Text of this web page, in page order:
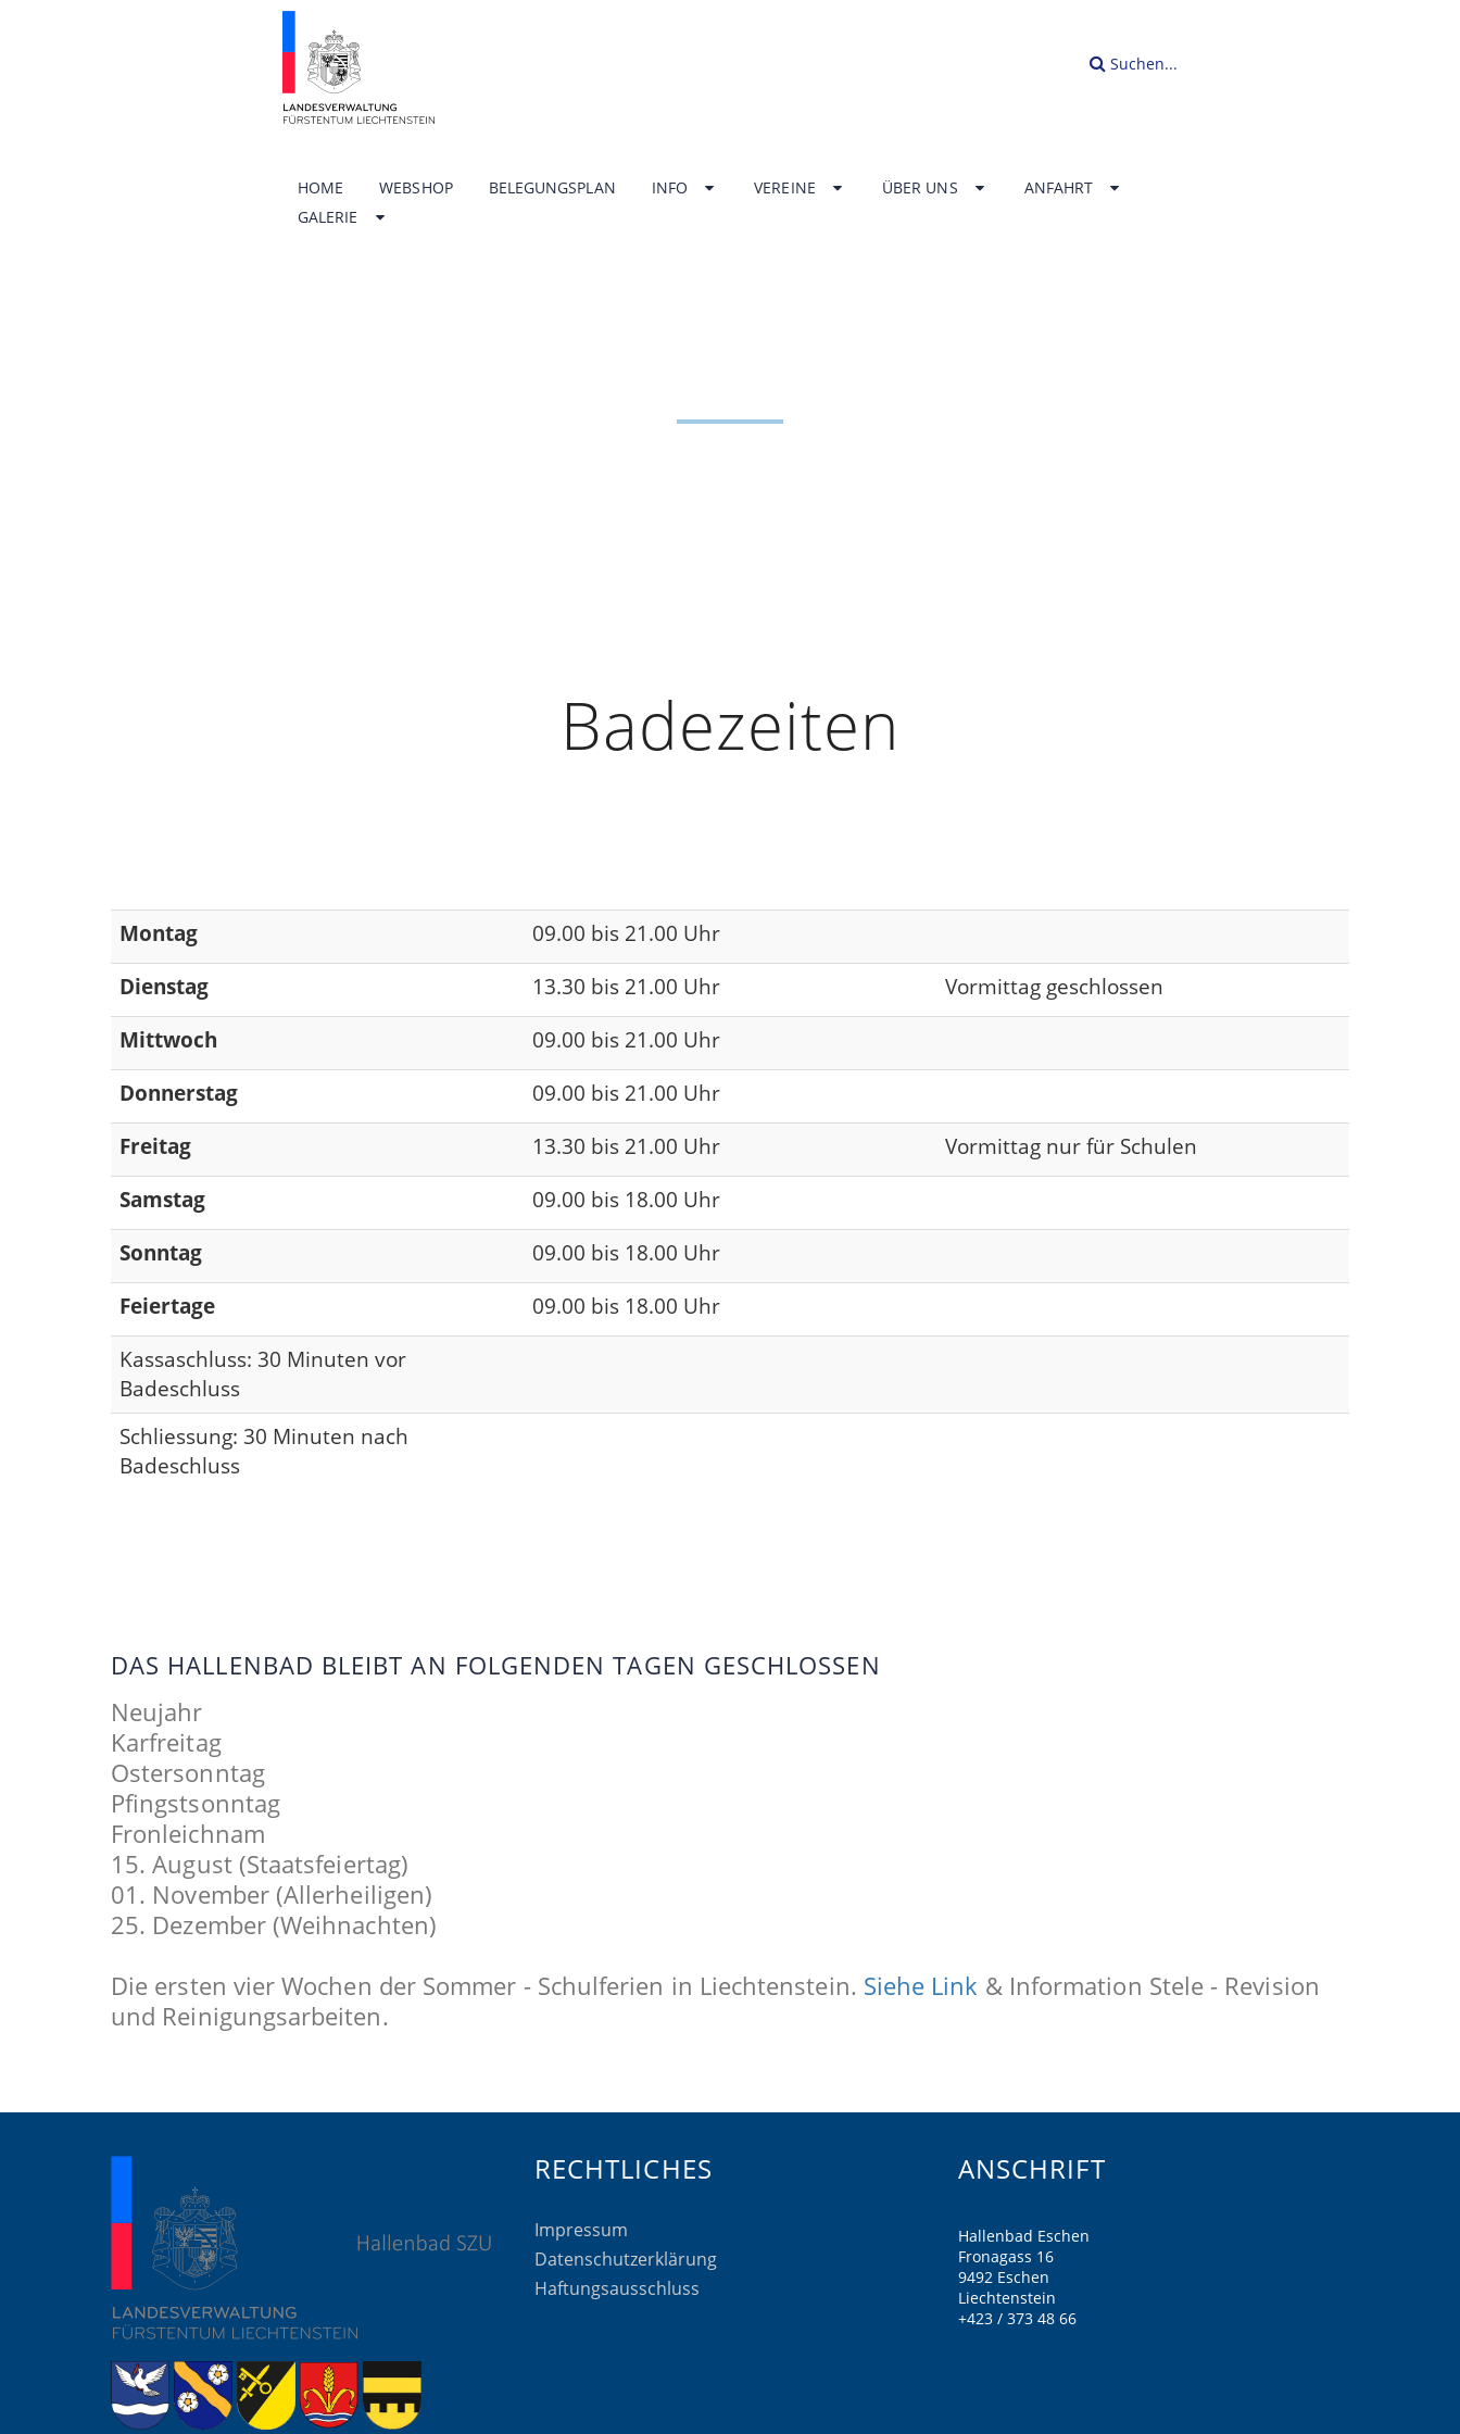
Suchen...
HOME WEBSHOP BELEGUNGSPLAN INFO VEREINE ÜBER UNS
ANFAHRT
GALERIE
Badezeiten
Montag
09.00 bis 21.00 Uhr
Dienstag
13.30 bis 21.00 Uhr
Vormittag geschlossen
Mittwoch
09.00 bis 21.00 Uhr
Donnerstag
09.00 bis 21.00 Uhr
Freitag
13.30 bis 21.00 Uhr
Vormittag nur für Schulen
Samstag
09.00 bis 18.00 Uhr
Sonntag
09.00 bis 18.00 Uhr
Feiertage
09.00 bis 18.00 Uhr
Kassaschluss: 30 Minuten vor
Badeschluss
Schliessung: 30 Minuten nach
Badeschluss
DAS HALLENBAD BLEIBT AN FOLGENDEN TAGEN GESCHLOSSEN
Neujahr
Karfreitag
Ostersonntag
Pfingstsonntag
Fronleichnam
15. August (Staatsfeiertag)
01. November (Allerheiligen)
25. Dezember (Weihnachten)
Die ersten vier Wochen der Sommer - Schulferien in Liechtenstein. Siehe Link & Information Stele - Revision
und Reinigungsarbeiten.
RECHTLICHES
Impressum
Datenschutzerklärung
Haftungsausschluss
ANSCHRIFT
Hallenbad Eschen
Fronagass 16
9492 Eschen
Liechtenstein
+423 / 373 48 66